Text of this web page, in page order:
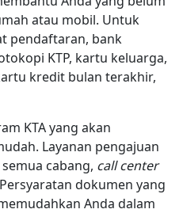
atau mobil. Untuk
pendaftaran, bank
KTP, kartu keluarga,
kredit bulan terakhir,
KTA yang akan
Layanan pengajuan
cabang, call center
dokumen yang
Anda dalam